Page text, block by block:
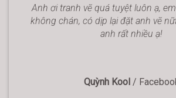
Anh ơi tranh vẽ quá tuyệt luôn ạ,
không chán, có dịp lại đặt anh vẽ
anh rất nhiều ạ!
Quỳnh Kool /